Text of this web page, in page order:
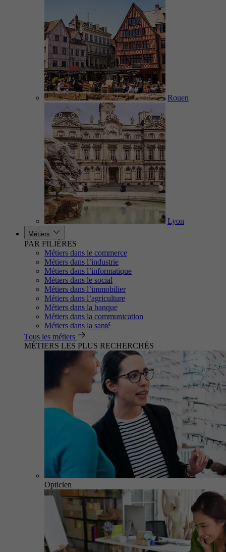
Rouen
Lyon
Métiers
PAR FILIÈRES
Métiers dans le commerce
Métiers dans l’industrie
Métiers dans l’informatique
Métiers dans le social
Métiers dans l’immobilier
Métiers dans l’agriculture
Métiers dans la banque
Métiers dans la communication
Métiers dans la santé
Tous les métiers
MÉTIERS LES PLUS RECHERCHÉS
Opticien